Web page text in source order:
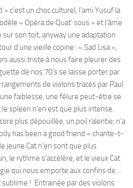
c’est un choc culturel, l’ami Yusuf la
« Opéra de Quat’ sous » et l’âme
sur son toit, anyway une adaptation
d’une vieille copine : « Sad Lisa »,
aussi triste à nous faire pleurer des
de nos 70’s se laisse porter par
de violons tracés par Paul
faiblesse, une fêlure peut-être se
spleen n’en est que plus intense.
plus dépouillée, un poil ralentie, n’a
has been a good friend » chante-t-
jeune Cat n’en sont que plus
le rythme s’accélère, et le vieux Cat
qui nous emporte aux confins de…
! Entrainée par des violons